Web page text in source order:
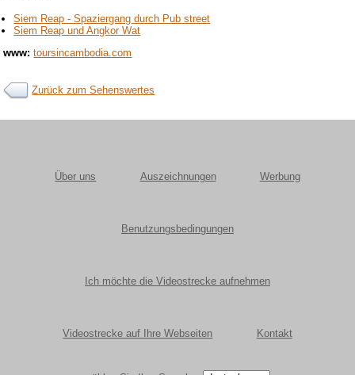
Siem Reap - Spaziergang durch Pub street
Siem Reap und Angkor Wat
www: toursincambodia.com
Zurück zum Sehenswertes
Über uns Auszeichnungen Werbung
Benutzungsbedingungen
Ich möchte die Videostrecke aufnehmen
Videostrecke auf Ihre Webseiten Kontakt